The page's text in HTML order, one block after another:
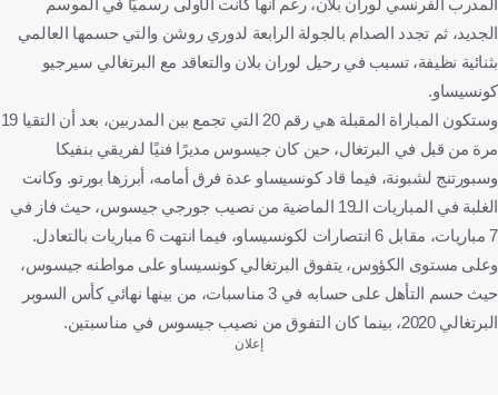
الجديد، ثم تجدد الصدام بالجولة الرابعة لدوري روشن والتي حسمها العالمي
بثنائية نظيفة، تسبب في رحيل لوران بلان والتعاقد مع البرتغالي سيرجيو
كونسيساو.
وستكون المباراة المقبلة هي رقم 20 التي تجمع بين المدربين، بعد أن التقيا 19
مرة من قبل في البرتغال، حين كان جيسوس مديرًا فنيًا لفريقي بنفيكا
وسبورتنج لشبونة، فيما قاد كونسيساو عدة فرق أمامه، أبرزها بورتو. وكانت
الغلبة في المباريات الـ19 الماضية من نصيب جورجي جيسوس، حيث فاز في
7 مباريات، مقابل 6 انتصارات لكونسيساو، فيما انتهت 6 مباريات بالتعادل.
وعلى مستوى الكؤوس، يتفوق البرتغالي كونسيساو على مواطنه جيسوس،
حيث حسم التأهل على حسابه في 3 مناسبات، من بينها نهائي كأس السوبر
البرتغالي 2020، بينما كان التفوق من نصيب جيسوس في مناسبتين.
إعلان